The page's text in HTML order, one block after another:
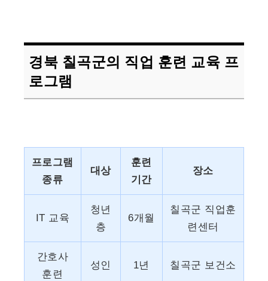
경북 칠곡군의 직업 훈련 교육 프
로그램
프로그램
종류
대상
훈련
기간
장소
IT 교육
청년
층
6개월
칠곡군 직업훈
련센터
간호사
훈련
성인 1년 칠곡군 보건소